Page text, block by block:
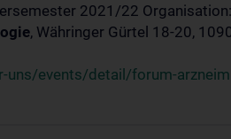
2021/22
, Währinger Gürtel 18-20,
uns/events/detail/forum-